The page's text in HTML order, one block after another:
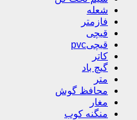
شعله
فازمتر
قیچی
قیچیpvc
کاتر
گیچ باد
متر
محافظ گوش
مغار
منگنه کوب